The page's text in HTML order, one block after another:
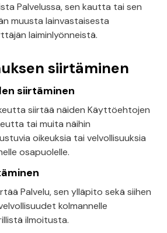
Palvelussa, sen kautta tai sen
muusta lainvastaisesta
laiminlyönneistä.
siirtäminen
siirtäminen
siirtää näiden Käyttöehtojen
tai muita näihin
oikeuksia tai velvollisuuksia
osapuolelle.
Palvelu, sen ylläpito sekä siihen
kolmannelle
ilmoitusta.